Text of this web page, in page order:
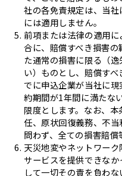
社の各免責規定は、当
には適用しません。
前項または法律の適用
合に、賠償すべき損害
た通常の損害に限る（
い）ものとし、賠償す
でに申込企業が当社に
約期間が1年間に満たな
限度とします。なお、
任、原状回復義務、不
問わず、全ての損害賠償
天災地変やネットワー
サービスを提供できな
して一切その責を負わな